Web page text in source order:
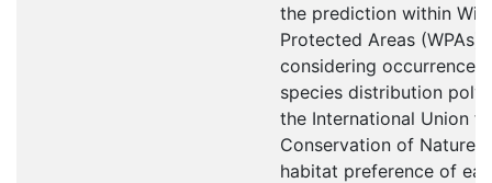
the prediction within
Protected Areas (WPAs)
considering occurrence
species distribution
the International Union
Conservation of Nature,
habitat preference of